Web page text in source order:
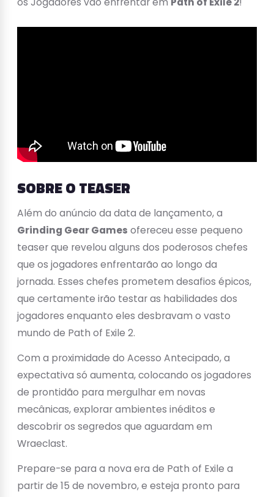
SOBRE O TEASER
Além do anúncio da data de lançamento, a
Grinding Gear Games ofereceu esse pequeno
teaser que revelou alguns dos poderosos chefes
que os jogadores enfrentarão ao longo da
jornada. Esses chefes prometem desafios épicos,
que certamente irão testar as habilidades dos
jogadores enquanto eles desbravam o vasto
mundo de Path of Exile 2.
Com a proximidade do Acesso Antecipado, a
expectativa só aumenta, colocando os jogadores
de prontidão para mergulhar em novas
mecânicas, explorar ambientes inéditos e
descobrir os segredos que aguardam em
Wraeclast.
Prepare-se para a nova era de Path of Exile a
partir de 15 de novembro, e esteja pronto para